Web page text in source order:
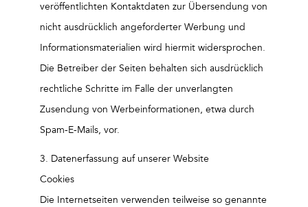
veröffentlichten Kontaktdaten zur Übersendung von
nicht ausdrücklich angeforderter Werbung und
Informationsmaterialien wird hiermit widersprochen.
Die Betreiber der Seiten behalten sich ausdrücklich
rechtliche Schritte im Falle der unverlangten
Zusendung von Werbeinformationen, etwa durch
Spam-E-Mails, vor.
3. Datenerfassung auf unserer Website
Cookies
Die Internetseiten verwenden teilweise so genannte